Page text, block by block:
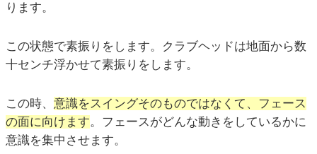
ります。
この状態で素振りをします。クラブヘッドは地面から数
十センチ浮かせて素振りをします。
この時、 意識をスイングそのものではなくて、フェース
の面に向けます。フェースがどんな動きをしているかに
意識を集中させます。